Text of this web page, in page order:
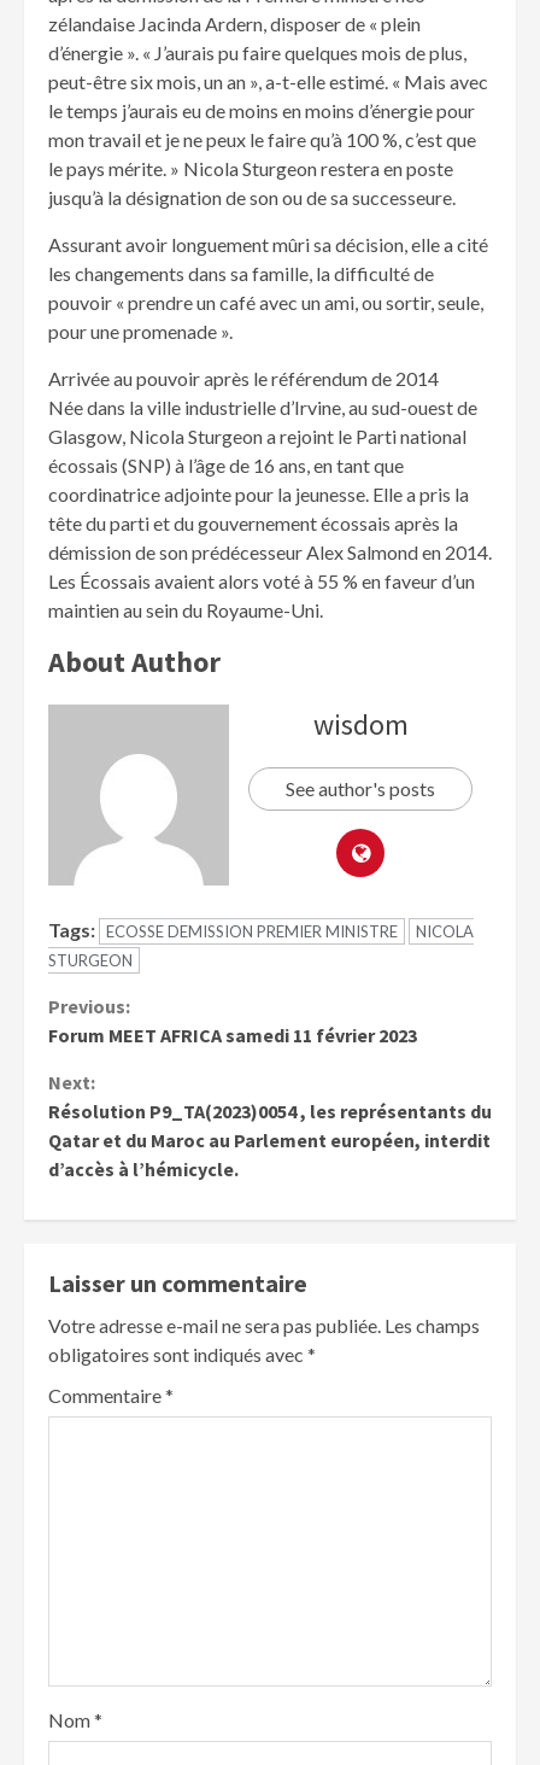
zélandaise Jacinda Ardern, disposer de « plein
d’énergie ». « J’aurais pu faire quelques mois de plus,
peut-être six mois, un an », a-t-elle estimé. « Mais avec
le temps j’aurais eu de moins en moins d’énergie pour
mon travail et je ne peux le faire qu’à 100 %, c’est que
le pays mérite. » Nicola Sturgeon restera en poste
jusqu’à la désignation de son ou de sa successeure.
Assurant avoir longuement mûri sa décision, elle a cité
les changements dans sa famille, la difficulté de
pouvoir « prendre un café avec un ami, ou sortir, seule,
pour une promenade ».
Arrivée au pouvoir après le référendum de 2014
Née dans la ville industrielle d’Irvine, au sud-ouest de
Glasgow, Nicola Sturgeon a rejoint le Parti national
écossais (SNP) à l’âge de 16 ans, en tant que
coordinatrice adjointe pour la jeunesse. Elle a pris la
tête du parti et du gouvernement écossais après la
démission de son prédécesseur Alex Salmond en 2014.
Les Écossais avaient alors voté à 55 % en faveur d’un
maintien au sein du Royaume-Uni.
About Author
wisdom
See author's posts
Tags: ECOSSE DEMISSION PREMIER MINISTRE
NICOLA
STURGEON
Previous:
Forum MEET AFRICA samedi 11 février 2023
Next:
Résolution P9_TA(2023)0054 , les représentants du
Qatar et du Maroc au Parlement européen, interdit
d’accès à l’hémicycle.
Laisser un commentaire
Votre adresse e-mail ne sera pas publiée. Les champs
obligatoires sont indiqués avec *
Commentaire*
Nom*